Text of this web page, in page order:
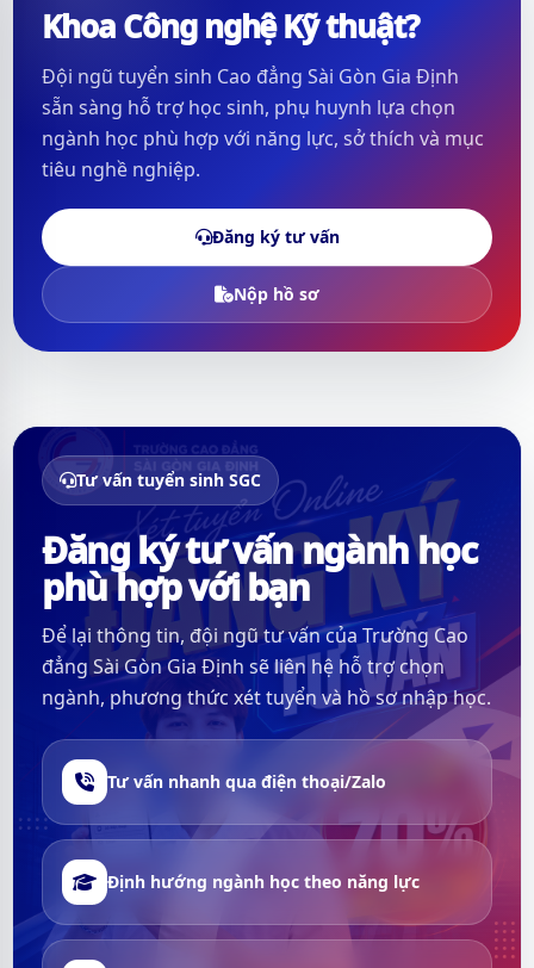
Khoa Công nghệ Kỹ thuật?
Đội ngũ tuyển sinh Cao đẳng Sài Gòn Gia Định
sẵn sàng hỗ trợ học sinh, phụ huynh lựa chọn
ngành học phù hợp với năng lực, sở thích và mục
tiêu nghề nghiệp.
Đăng ký tư vấn
Nộp hồ sơ
Tư vấn tuyển sinh SGC
Đăng ký tư vấn ngành học
phù hợp với bạn
Để lại thông tin, đội ngũ tư vấn của Trường Cao
đẳng Sài Gòn Gia Định sẽ liên hệ hỗ trợ chọn
ngành, phương thức xét tuyển và hồ sơ nhập học.
Tư vấn nhanh qua điện thoại/Zalo
Định hướng ngành học theo năng lực